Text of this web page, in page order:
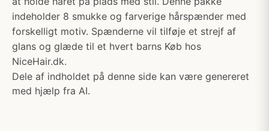
indeholder 8 smukke og farverige hårspænder med
forskelligt motiv. Spænderne vil tilføje et strejf af
glans og glæde til et hvert barns Køb hos
NiceHair.dk.
Dele af indholdet på denne side kan være genereret
med hjælp fra AI.